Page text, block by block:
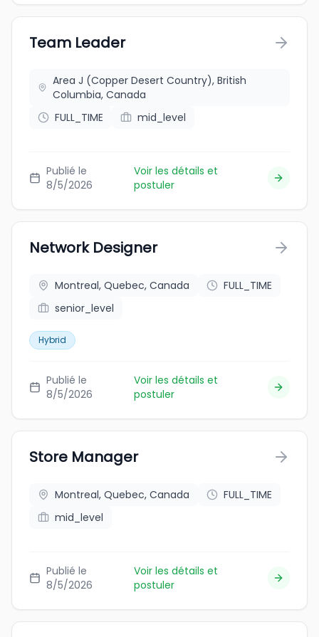
Team Leader
Area J (Copper Desert Country), British
Columbia, Canada
FULL_TIME
mid_level
Publié le
8/5/2026
Voir les détails et
postuler
Network Designer
Montreal, Quebec, Canada
FULL_TIME
senior_level
Hybrid
Publié le
8/5/2026
Voir les détails et
postuler
Store Manager
Montreal, Quebec, Canada
FULL_TIME
mid_level
Publié le
8/5/2026
Voir les détails et
postuler